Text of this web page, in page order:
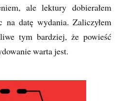
ale lektury dobierałem
na datę wydania. Zaliczyłem
tym bardziej, że powieść
warta jest.